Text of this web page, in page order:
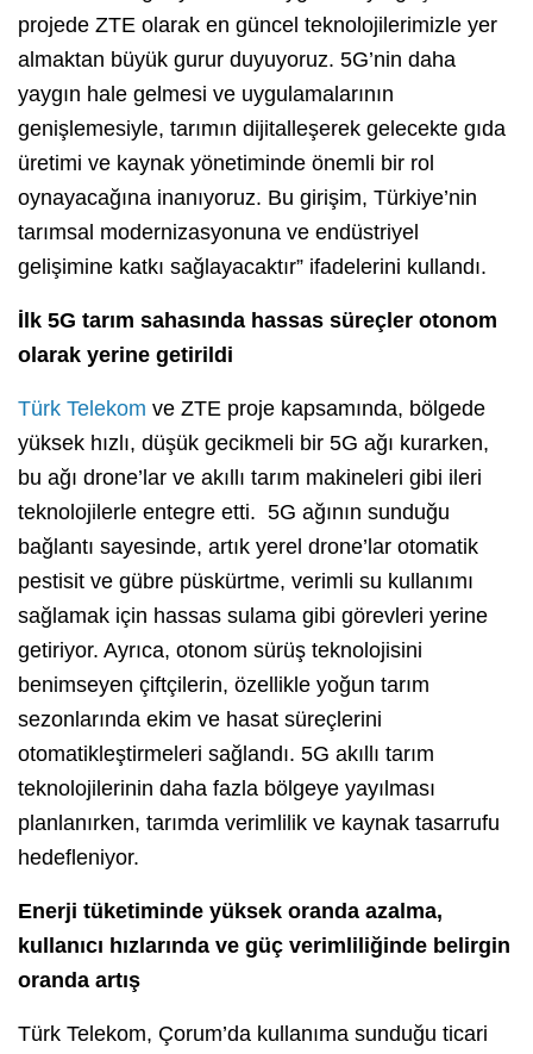
projede ZTE olarak en güncel teknolojilerimizle yer
almaktan büyük gurur duyuyoruz. 5G’nin daha
yaygın hale gelmesi ve uygulamalarının
genişlemesiyle, tarımın dijitalleşerek gelecekte gıda
üretimi ve kaynak yönetiminde önemli bir rol
oynayacağına inanıyoruz. Bu girişim, Türkiye’nin
tarımsal modernizasyonuna ve endüstriyel
gelişimine katkı sağlayacaktır” ifadelerini kullandı.
İlk 5G tarım sahasında hassas süreçler otonom
olarak yerine getirildi
Türk Telekom ve ZTE proje kapsamında, bölgede
yüksek hızlı, düşük gecikmeli bir 5G ağı kurarken,
bu ağı drone’lar ve akıllı tarım makineleri gibi ileri
teknolojilerle entegre etti. 5G ağının sunduğu
bağlantı sayesinde, artık yerel drone’lar otomatik
pestisit ve gübre püskürtme, verimli su kullanımı
sağlamak için hassas sulama gibi görevleri yerine
getiriyor. Ayrıca, otonom sürüş teknolojisini
benimseyen çiftçilerin, özellikle yoğun tarım
sezonlarında ekim ve hasat süreçlerini
otomatikleştirmeleri sağlandı. 5G akıllı tarım
teknolojilerinin daha fazla bölgeye yayılması
planlanırken, tarımda verimlilik ve kaynak tasarrufu
hedefleniyor.
Enerji tüketiminde yüksek oranda azalma,
kullanıcı hızlarında ve güç verimliliğinde belirgin
oranda artış
Türk Telekom, Çorum’da kullanıma sunduğu ticari